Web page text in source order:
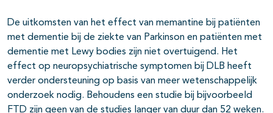
De uitkomsten van het effect van memantine bij patiënten
met dementie bij de ziekte van Parkinson en patiënten met
dementie met Lewy bodies zijn niet overtuigend. Het
effect op neuropsychiatrische symptomen bij DLB heeft
verder ondersteuning op basis van meer wetenschappelijk
onderzoek nodig. Behoudens een studie bij bijvoorbeeld
FTD zijn geen van de studies langer van duur dan 52 weken.